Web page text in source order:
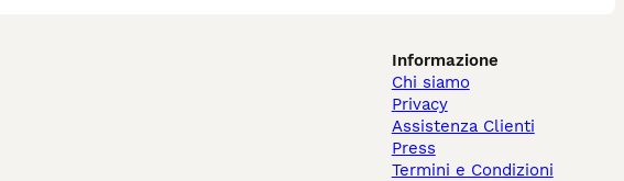
Informazione
Chi siamo
Privacy
Assistenza Clienti
Press
Termini e Condizioni